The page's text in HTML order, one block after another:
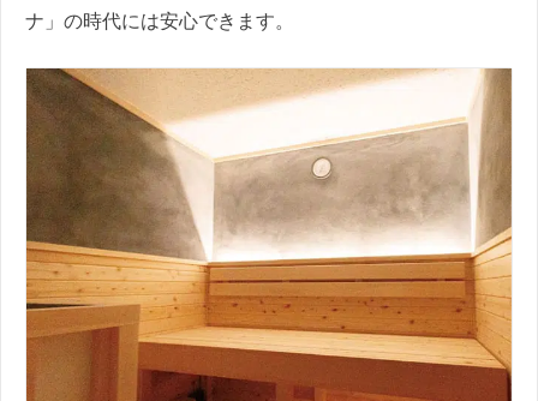
ナ」の時代には安心できます。